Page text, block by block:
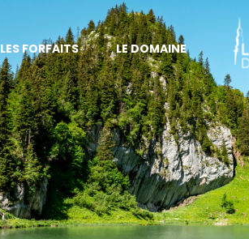
LES FORFAITS LE DOMAINE